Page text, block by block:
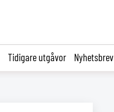
Tidigare utgåvor Nyhetsbrev